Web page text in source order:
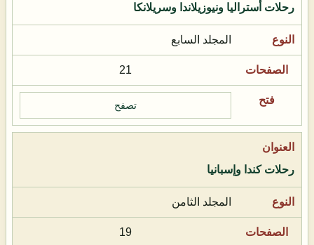
رحلات أستراليا ونيوزيلاندا وسريلانكا
المجلد السابع
21
تصفح
رحلات كندا وإسبانيا
المجلد الثامن
19